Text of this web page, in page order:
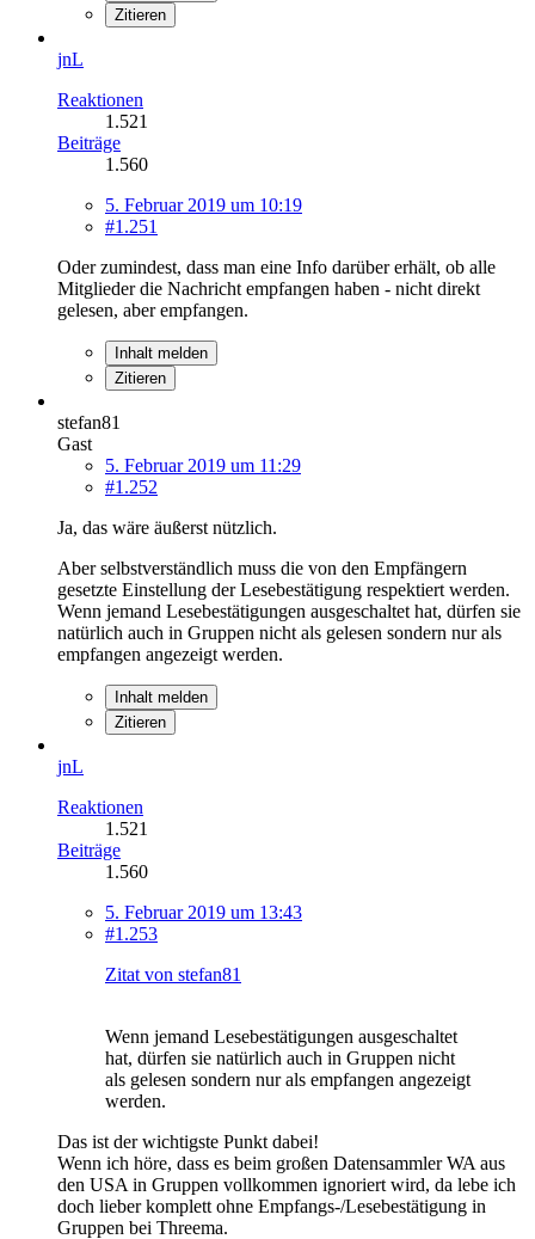
Zitieren
jnL
Reaktionen
1.521
Beiträge
1.560
5. Februar 2019 um 10:19
#1.251
Oder zumindest, dass man eine Info darüber erhält, ob alle
Mitglieder die Nachricht empfangen haben - nicht direkt
gelesen, aber empfangen.
Inhalt melden
Zitieren
stefan81
Gast
5. Februar 2019 um 11:29
#1.252
Ja, das wäre äußerst nützlich.
Aber selbstverständlich muss die von den Empfängern
gesetzte Einstellung der Lesebestätigung respektiert werden.
Wenn jemand Lesebestätigungen ausgeschaltet hat, dürfen sie
natürlich auch in Gruppen nicht als gelesen sondern nur als
empfangen angezeigt werden.
Inhalt melden
Zitieren
jnL
Reaktionen
1.521
Beiträge
1.560
5. Februar 2019 um 13:43
#1.253
Zitat von stefan81
Wenn jemand Lesebestätigungen ausgeschaltet
hat, dürfen sie natürlich auch in Gruppen nicht
als gelesen sondern nur als empfangen angezeigt
werden.
Das ist der wichtigste Punkt dabei!
Wenn ich höre, dass es beim großen Datensammler WA aus
den USA in Gruppen vollkommen ignoriert wird, da lebe ich
doch lieber komplett ohne Empfangs-/Lesebestätigung in
Gruppen bei Threema.